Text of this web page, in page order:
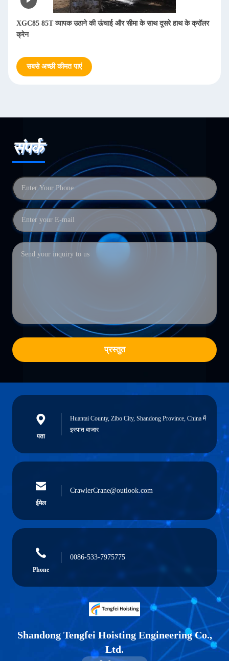
XGC85 85T व्यापक उठाने की ऊंचाई और सीमा के साथ दूसरे हाथ के क्रॉलर
क्रेन
सबसे अच्छी कीमत पाएं
संपर्क
प्रस्तुत
पता
Huantai County, Zibo City, Shandong Province, China में
इस्पात बाजार
ईमेल
CrawlerCrane@outlook.com
Phone
0086-533-7975775
Shandong Tengfei Hoisting Engineering Co.,
Ltd.